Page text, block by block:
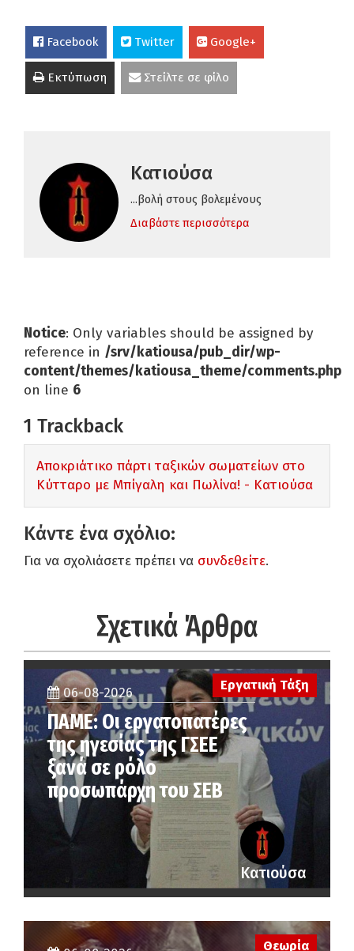
Facebook Twitter Google+
Εκτύπωση Στείλτε σε φίλο
Κατιούσα
...βολή στους βολεμένους
Διαβάστε περισσότερα
Notice: Only variables should be assigned by
reference in /srv/katiousa/pub_dir/wp-
content/themes/katiousa_theme/comments.php
on line 6
1 Trackback
Αποκριάτικο πάρτι ταξικών σωματείων στο
Κύτταρο με Μπίγαλη και Πωλίνα! - Κατιούσα
Κάντε ένα σχόλιο:
Για να σχολιάσετε πρέπει να συνδεθείτε.
Σχετικά Άρθρα
Εργατική Τάξη
06-08-2026
ΠΑΜΕ: Οι εργατοπατέρες
της ηγεσίας της ΓΣΕΕ
ξανά σε ρόλο
προσωπάρχη του ΣΕΒ
Κατιούσα
Θεωρία